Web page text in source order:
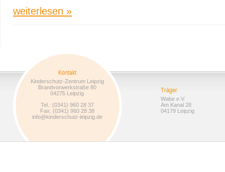
weiterlesen »
Kontakt
Kinderschutz-Zentrum Leipzig
Brandvorwerkstraße 80
04275 Leipzig
Tel.: (0341) 960 28 37
Fax: (0341) 960 28 38
info@kinderschutz-leipzig.de
Träger
Wabe e.V.
Am Kanal 28
04179 Leipzig